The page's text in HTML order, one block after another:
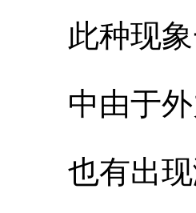
此种现
中由于
也有出